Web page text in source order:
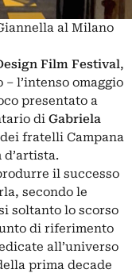
al Milano
Film Festival,
l’intenso omaggio
presentato a
di Gabriela
fratelli Campana
il successo
secondo le
soltanto lo scorso
di riferimento
all’universo
prima decade